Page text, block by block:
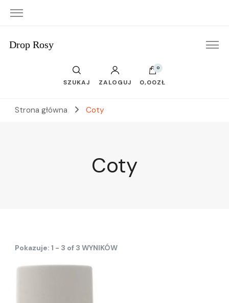
Drop Rosy
SZUKAJ ZALOGUJ
0
0,00ZŁ
Strona główna Coty
Coty
Pokazuje: 1 - 3 of 3 WYNIKÓW